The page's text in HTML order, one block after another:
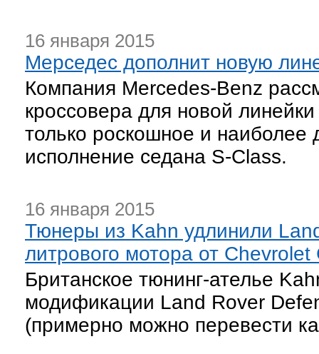
16 января 2015
Мерседес дополнит новую
Компания Mercedes-Benz
кроссовера для новой
только роскошное и наиболее
исполнение седана S-Class.
16 января 2015
Тюнеры из Kahn удлинили
литрового мотора от Chevrolet
Британское тюнинг-ателье
модификации Land Rover
(примерно можно перевести